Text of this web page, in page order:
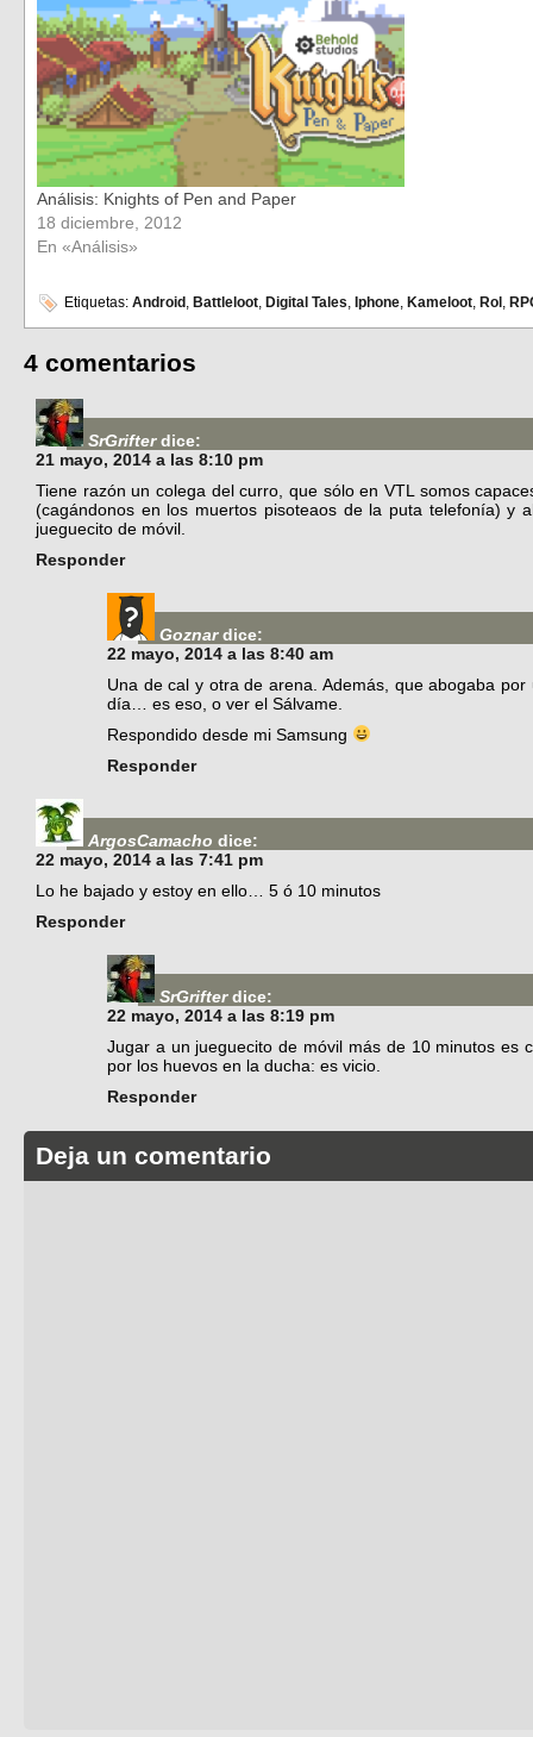
Análisis: Knights of Pen and Paper
18 diciembre, 2012
En «Análisis»
Etiquetas: Android , Battleloot, Digital Tales, Iphone, Kameloot, Rol ,
4 comentarios
SrGrifter dice:
21 mayo, 2014 a las 8:10 pm
Tiene razón un colega del curro, que sólo en VTL somos
(cagándonos en los muertos pisoteaos de la puta telefonía) y
jueguecito de móvil.
Responder
Goznar dice:
22 mayo, 2014 a las 8:40 am
Una de cal y otra de arena. Además, que abogaba
día… es eso, o ver el Sálvame.
Respondido desde mi Samsung
Responder
ArgosCamacho dice:
22 mayo, 2014 a las 7:41 pm
Lo he bajado y estoy en ello… 5 ó 10 minutos
Responder
SrGrifter dice:
22 mayo, 2014 a las 8:19 pm
Jugar a un jueguecito de móvil más de 10 minutos es
por los huevos en la ducha: es vicio.
Responder
Deja un comentario